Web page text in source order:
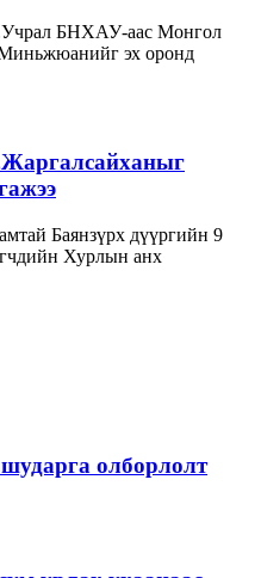
БНХАУ-аас Монгол
эх оронд
Баянзүрх дүүргийн 9
Хурлын анх
олборлолт